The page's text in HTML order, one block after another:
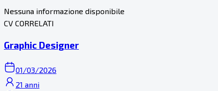
Nessuna informazione disponibile
CV CORRELATI
Graphic Designer
01/03/2026
21 anni